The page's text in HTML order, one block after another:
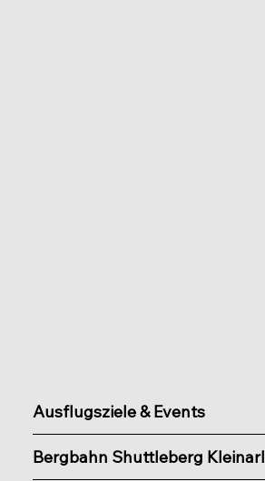
Ausflugsziele & Events
Bergbahn Shuttleberg Kleinarl